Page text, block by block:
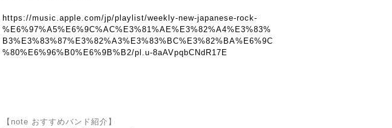
https://music.apple.com/jp/playlist/weekly-new-japanese-rock-
%E6%97%A5%E6%9C%AC%E3%81%AE%E3%82%A4%E3%83%
B3%E3%83%87%E3%82%A3%E3%83%BC%E3%82%BA%E6%9C
%80%E6%96%B0%E6%9B%B2/pl.u-8aAVpqbCNdR17E
【note おすすめバンド紹介】